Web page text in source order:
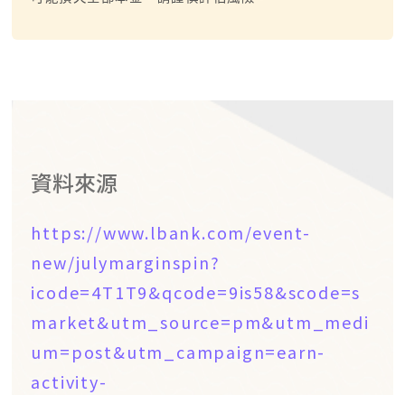
資料來源
https://www.lbank.com/event-
new/julymarginspin?
icode=4T1T9&qcode=9is58&scode=s
market&utm_source=pm&utm_medi
um=post&utm_campaign=earn-
activity-